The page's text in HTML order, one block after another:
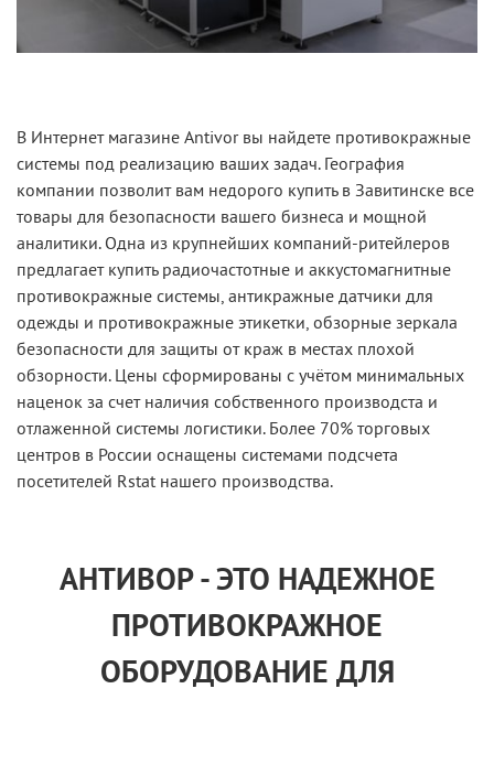
В Интернет магазине Antivor вы найдете противокражные
системы под реализацию ваших задач. География
компании позволит вам недорого купить в Завитинске все
товары для безопасности вашего бизнеса и мощной
аналитики. Одна из крупнейших компаний-ритейлеров
предлагает купить радиочастотные и аккустомагнитные
противокражные системы, антикражные датчики для
одежды и противокражные этикетки, обзорные зеркала
безопасности для защиты от краж в местах плохой
обзорности. Цены сформированы с учётом минимальных
наценок за счет наличия собственного производста и
отлаженной системы логистики. Более 70% торговых
центров в России оснащены системами подсчета
посетителей Rstat нашего производства.
АНТИВОР - ЭТО НАДЕЖНОЕ
ПРОТИВОКРАЖНОЕ
ОБОРУДОВАНИЕ ДЛЯ